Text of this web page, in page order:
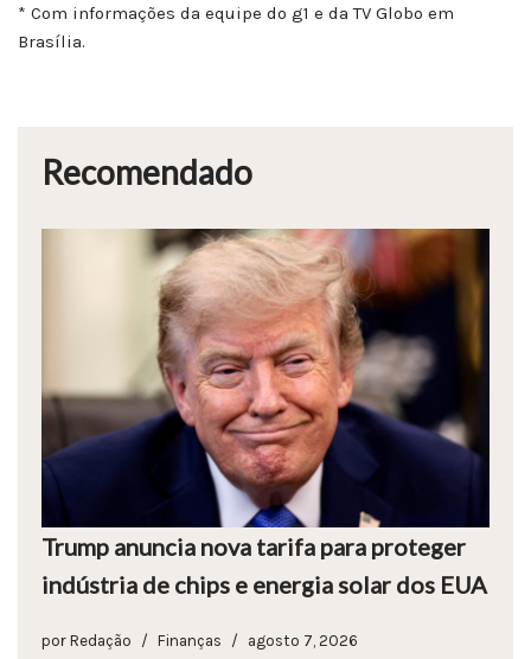
* Com informações da equipe do g1 e da TV Globo em
Brasília.
Recomendado
Trump anuncia nova tarifa para proteger
indústria de chips e energia solar dos EUA
por Redação Finanças agosto 7, 2026